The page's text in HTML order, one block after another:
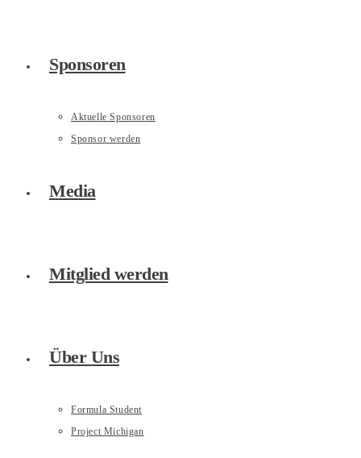
Sponsoren
Aktuelle Sponsoren
Sponsor werden
Media
Mitglied werden
Über Uns
Formula Student
Project Michigan